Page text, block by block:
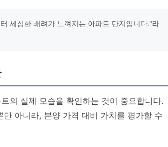
세심한 배려가 느껴지는 아파트 단지입니다."라
의 실제 모습을 확인하는 것이 중요합니다.
아니라, 분양 가격 대비 가치를 평가할 수